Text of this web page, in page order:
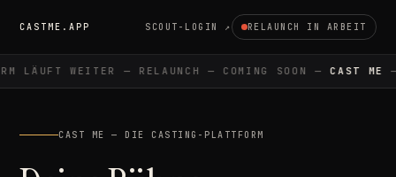
CASTME.APP SCOUT-LOGIN ↗ RELAUNCH IN ARBEIT
LÄUFT WEITER — RELAUNCH — COMING SOON — CAST ME—
CAST ME — DIE CASTING-PLATTFORM